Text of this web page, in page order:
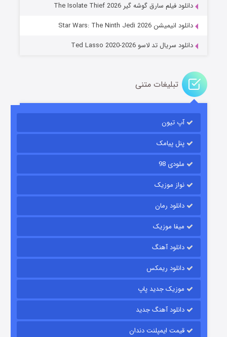
قسمت ۶ (زیرنویس)
باب اسفنجی فصل ۱۷
قسمت
دانلود فیلم سارق گوشه گیر The Isolate Thief 2026
دانلود انیمیشن Star Wars: The Ninth Jedi 2026
دانلود سریال تد لاسو Ted Lasso 2020-2026
تبلیغات متنی
آپ تیون
پنل پیامک
ملودی 98
نواز موزیک
دانلود رمان
میفا موزیک
دانلود آهنگ
دانلود ریمکس
موزیک جدید پاپ
دانلود آهنگ جدید
قیمت ایمپلنت دندان